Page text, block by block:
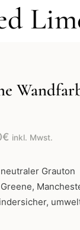
€ Preisspanne:
bis
234,00€
inkl. Mwst.
Grauton